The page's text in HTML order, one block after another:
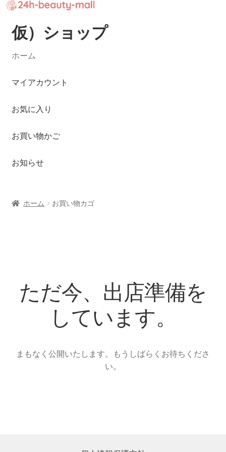
ナ
ビ
ゲ
シ
ン
キ
プ
コ
ン
テ
ツ
ス
プ
仮）ショップ
ホーム
マイアカウント
お気に入り
お買い物かご
お知らせ
ホーム お買い物カゴ
ただ今、出店準備を
しています。
まもなく公開いたします。もうしばらくお待ちくださ
い。